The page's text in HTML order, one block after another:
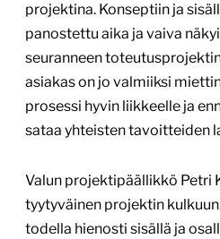
projektina. Konseptiin ja
panostettu aika ja vaiva
seuranneen
asiakas on jo valmiiksi
prosessi hyvin liikkeelle ja
sataa yhteisten tavoitteiden
Valun projektipäällikkö Petri
tyytyväinen projektin
todella hienosti sisällä ja